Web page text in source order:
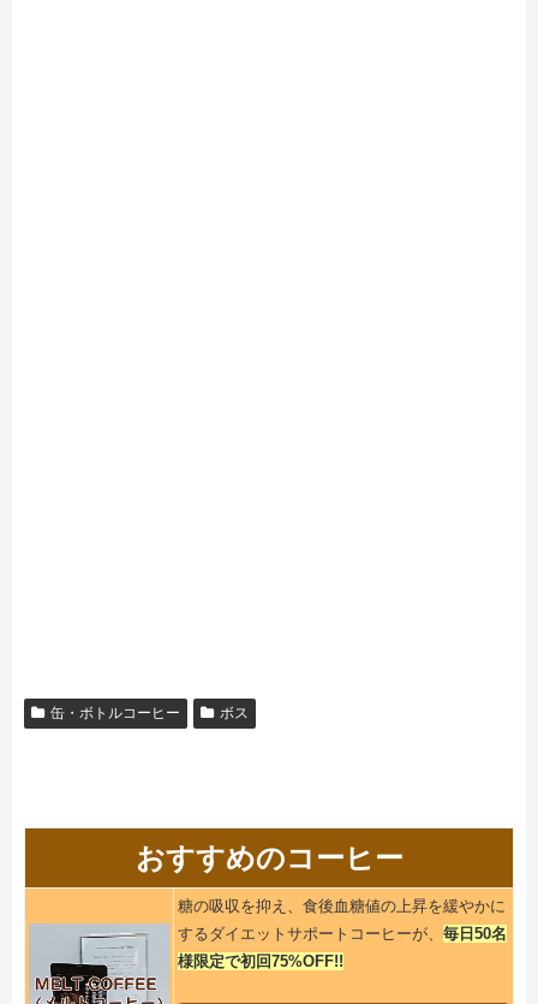
缶・ボトルコーヒー ボス
おすすめのコーヒー
糖の吸収を抑え、食後血糖値の上昇を緩やかに
するダイエットサポートコーヒーが、 毎日50名
様限定で初回75%OFF!!